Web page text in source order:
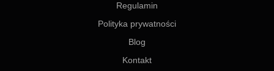
Regulamin
Polityka prywatności
Blog
Kontakt